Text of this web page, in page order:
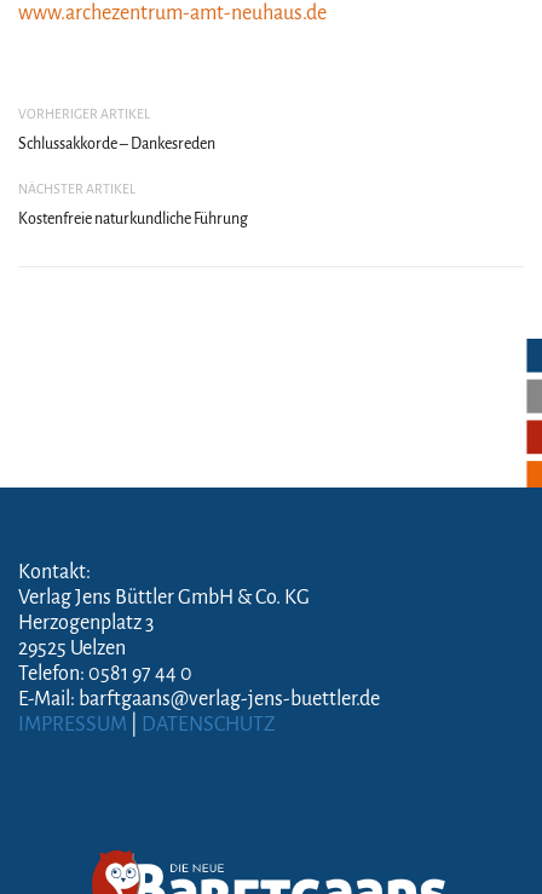
www.archezentrum-amt-neuhaus.de
VORHERIGER ARTIKEL
Schlussakkorde – Dankesreden
NÄCHSTER ARTIKEL
Kostenfreie naturkundliche Führung
Kontakt:
Verlag Jens Büttler GmbH & Co. KG
Herzogenplatz 3
29525 Uelzen
Telefon: 0581 97 44 0
E-Mail: barftgaans@verlag-jens-buettler.de
IMPRESSUM
DATENSCHUTZ